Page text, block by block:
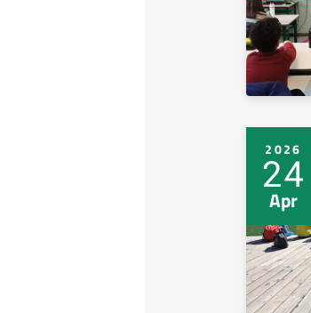
2026
24
Apr